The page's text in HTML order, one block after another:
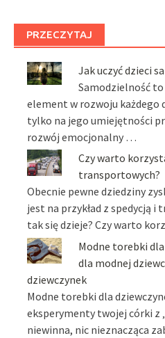
PRZECZYTAJ
Jak uczyć dzieci
Samodzielność
element w rozwoju każdego
tylko na jego umiejętności
rozwój emocjonalny …
Czy warto
transportowych?
Obecnie pewne dziedziny
jest na przykład z spedycją
tak się dzieje? Czy warto
Modne torebki
dla modnej
dziewczynek
Modne torebki dla
eksperymenty twojej córki z
niewinna, nic nieznacząca